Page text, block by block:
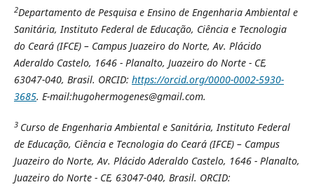
2Departamento de Pesquisa e Ensino de Engenharia Ambiental e
Sanitária, Instituto Federal de Educação, Ciência e Tecnologia
do Ceará (IFCE) – Campus Juazeiro do Norte, Av. Plácido
Aderaldo Castelo, 1646 - Planalto, Juazeiro do Norte - CE,
63047-040, Brasil. ORCID: https://orcid.org/0000-0002-5930-
3685. E-mail:hugohermogenes@gmail.com.
3 Curso de Engenharia Ambiental e Sanitária, Instituto Federal
de Educação, Ciência e Tecnologia do Ceará (IFCE) – Campus
Juazeiro do Norte, Av. Plácido Aderaldo Castelo, 1646 - Planalto,
Juazeiro do Norte - CE, 63047-040, Brasil. ORCID: